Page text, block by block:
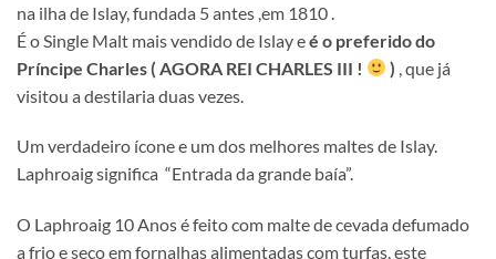
na ilha de Islay, fundada 5 antes ,em 1810 .
É o Single Malt mais vendido de Islay eé o preferido do
Príncipe Charles ( AGORA REI CHARLES III !
) , que já
visitou a destilaria duas vezes.
Um verdadeiro ícone e um dos melhores maltes de Islay.
Laphroaig significa “Entrada da grande baía”.
O Laphroaig 10 Anos é feito com malte de cevada defumado
a frio e seco em fornalhas alimentadas com turfas, este